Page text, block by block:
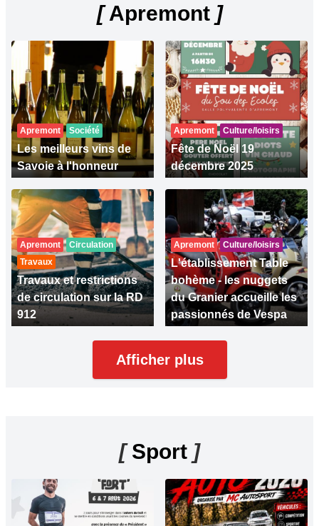
[Apremont ]
Apremont Société
Les meilleurs vins de
Savoie à l'honneur
Apremont Culture/loisirs
Fête de Noël 19
décembre 2025
Apremont
Circulation
Travaux
Travaux et restrictions
de circulation sur la RD
912
Apremont Culture/loisirs
L'établissement Table
bohème - les nuggets
du Granier accueille les
passionnés de Vespa
Afficher plus
[Sport ]